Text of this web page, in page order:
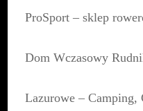
ProSport – sklep
Dom Wczasowy
Lazurowe – Camping,